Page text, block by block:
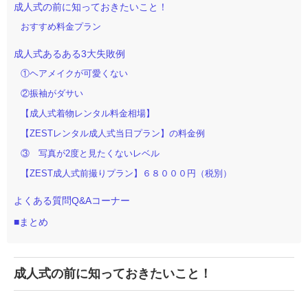
成人式の前に知っておきたいこと！
おすすめ料金プラン
成人式あるある3大失敗例
①ヘアメイクが可愛くない
②振袖がダサい
【成人式着物レンタル料金相場】
【ZESTレンタル成人式当日プラン】の料金例
③ 写真が2度と見たくないレベル
【ZEST成人式前撮りプラン】６８０００円（税別）
よくある質問Q&Aコーナー
■まとめ
成人式の前に知っておきたいこと！